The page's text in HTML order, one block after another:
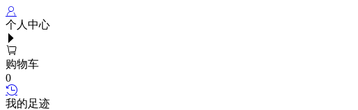
个人中心
购物车
0
我的足迹